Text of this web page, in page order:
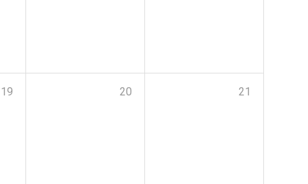
19 20 21